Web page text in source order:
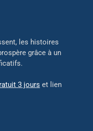
les histoires
grâce à un
3 jours et lien